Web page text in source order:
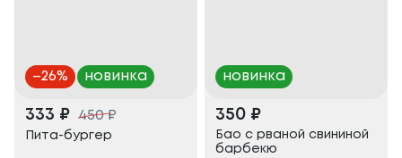
–26% новинка
333 ₽ 450₽
Пита-бургер
новинка
350 ₽
Бао с рваной свининой
барбекю